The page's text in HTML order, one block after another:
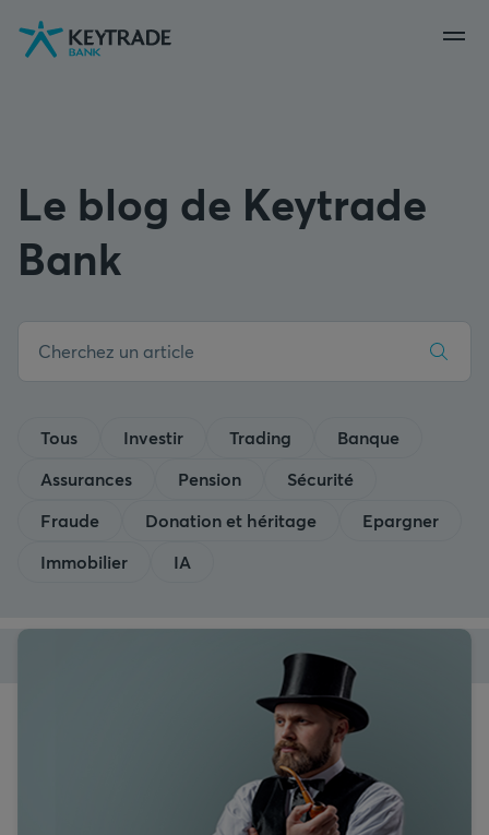
Aller
Aller
Aller
au
Le blog de Keytrade
Bank
Tous Investir Trading
Banque
Assurances
Pension
Sécurité
Fraude
Donation et héritage
Epargner
Immobilier
IA